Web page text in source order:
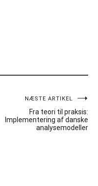
NÆSTE ARTIKEL
Fra teori til praksis:
Implementering af danske
analysemodeller